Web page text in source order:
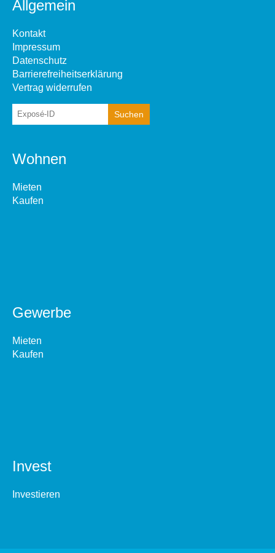
Allgemein
Kontakt
Impressum
Datenschutz
Barrierefreiheitserklärung
Vertrag widerrufen
Wohnen
Mieten
Kaufen
Gewerbe
Mieten
Kaufen
Invest
Investieren